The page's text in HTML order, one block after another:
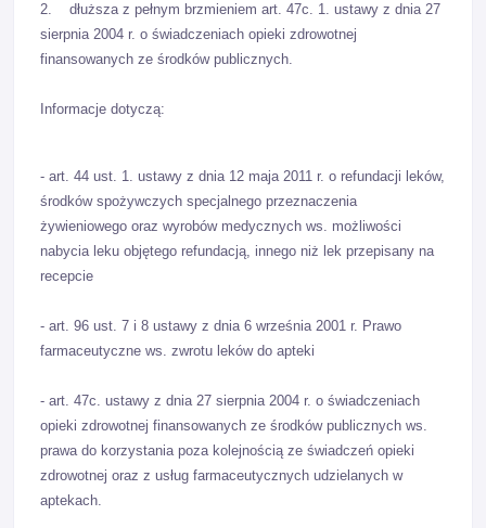
2. dłuższa z pełnym brzmieniem art. 47c. 1. ustawy z dnia 27
sierpnia 2004 r. o świadczeniach opieki zdrowotnej
finansowanych ze środków publicznych.
Informacje dotyczą:
- art. 44 ust. 1. ustawy z dnia 12 maja 2011 r. o refundacji leków,
środków spożywczych specjalnego przeznaczenia
żywieniowego oraz wyrobów medycznych ws. możliwości
nabycia leku objętego refundacją, innego niż lek przepisany na
recepcie
- art. 96 ust. 7 i 8 ustawy z dnia 6 września 2001 r. Prawo
farmaceutyczne ws. zwrotu leków do apteki
- art. 47c. ustawy z dnia 27 sierpnia 2004 r. o świadczeniach
opieki zdrowotnej finansowanych ze środków publicznych ws.
prawa do korzystania poza kolejnością ze świadczeń opieki
zdrowotnej oraz z usług farmaceutycznych udzielanych w
aptekach.